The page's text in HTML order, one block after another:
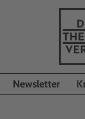
Newsletter